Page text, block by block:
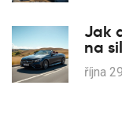
Jak
na
října